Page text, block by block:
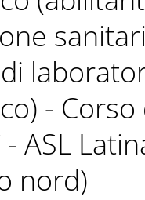
- Corso
ASL
nord)